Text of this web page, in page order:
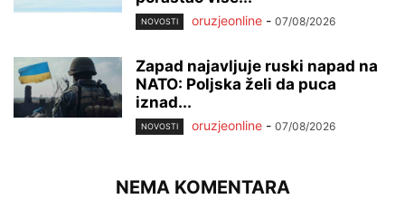
NOVOSTI oruzjeonline - 07/08/2026
Zapad najavljuje ruski napad na
NATO: Poljska želi da puca
iznad...
NOVOSTI oruzjeonline - 07/08/2026
NEMA KOMENTARA